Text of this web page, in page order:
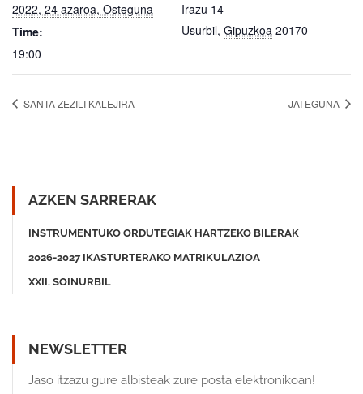
2022, 24 azaroa, Osteguna
Time:
19:00
Irazu 14
Usurbil, Gipuzkoa 20170
SANTA ZEZILI KALEJIRA JAI EGUNA
AZKEN SARRERAK
INSTRUMENTUKO ORDUTEGIAK HARTZEKO BILERAK
2026-2027 IKASTURTERAKO MATRIKULAZIOA
XXII. SOINURBIL
NEWSLETTER
Jaso itzazu gure albisteak zure posta elektronikoan!